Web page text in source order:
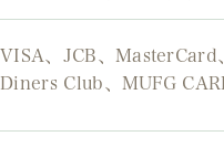
VISA、JCB、MasterCard
Diners Club、MUFG CARD